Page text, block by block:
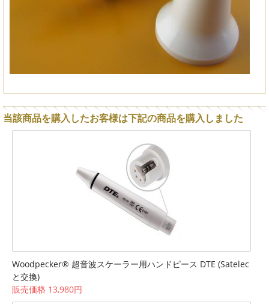
当該商品を購入したお客様は下記の商品を購入しました
Woodpecker® 超音波スケーラー用ハンドピース DTE (Satelec
と交換)
販売価格 13,980円